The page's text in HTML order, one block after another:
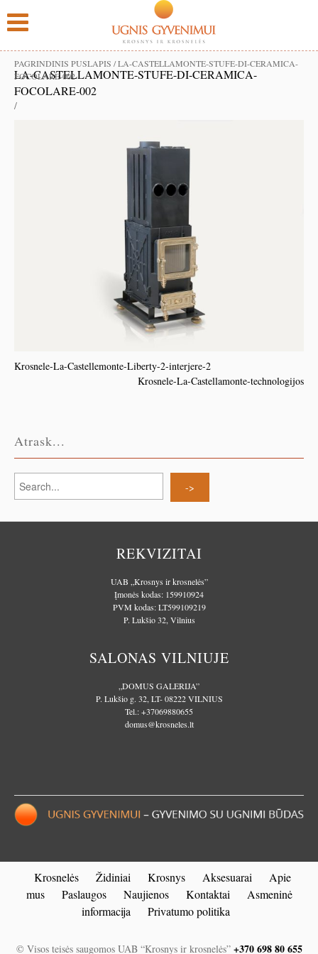
PAGRINDINIS PUSLAPIS /LA-CASTELLAMONTE-STUFE-DI-CERAMICA-
FOCOLARE-002
LA-CASTELLAMONTE-STUFE-DI-CERAMICA-
FOCOLARE-002
/
Krosnele-La-Castellemonte-Liberty-2-interjere-2
Krosnele-La-Castellamonte-technologijos
Atrask...
REKVIZITAI
UAB „Krosnys ir krosnelės”
Įmonės kodas: 159910924
PVM kodas: LT599109219
P. Lukšio 32, Vilnius
SALONAS VILNIUJE
„DOMUS GALERIJA”
P. Lukšio g. 32, LT- 08222 VILNIUS
Tel.:+37069880655
domus@krosneles.lt
Krosnelės Židiniai Krosnys Aksesuarai
Apie
mus
Paslaugos Naujienos Kontaktai
Asmeninė
informacija
Privatumo politika
© Visos teisės saugomos UAB “Krosnys ir krosnelės” +370 698 80 655